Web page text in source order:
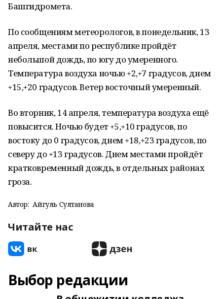
Башгидромета.
По сообщениям метеорологов, в понедельник, 13
апреля, местами по республике пройдёт
небольшой дождь, по югу до умеренного.
Температура воздуха ночью +2,+7 градусов, днем
+15,+20 градусов. Ветер восточный умеренный.
Во вторник, 14 апреля, температура воздуха ещё
повысится. Ночью будет +5,+10 градусов, по
востоку до 0 градусов, днем +18,+23 градусов, по
северу до +13 градусов. Днем местами пройдёт
кратковременный дождь, в отдельных районах
гроза.
Автор: Айгуль Султанова
Читайте нас
Выбор редакции